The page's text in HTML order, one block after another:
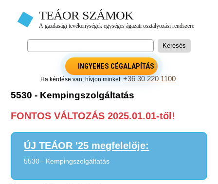
INGYENES CÉGALAPÍTÁS
Ha kérdése van, hívjon minket:+36 30 220 1100
5530 - Kempingszolgáltatás
FONTOS VÁLTOZÁS 2025.01.01-től!
ÚJ TEÁOR '25 megfelelője:
5530 - Kempingszolgáltatás